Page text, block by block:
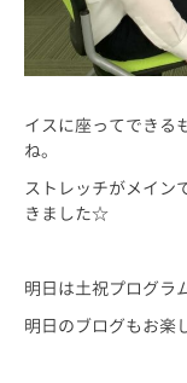
イスに座ってできる
ね。
ストレッチがメイン
きました☆
明日は土祝プログラ
明日のブログもお楽